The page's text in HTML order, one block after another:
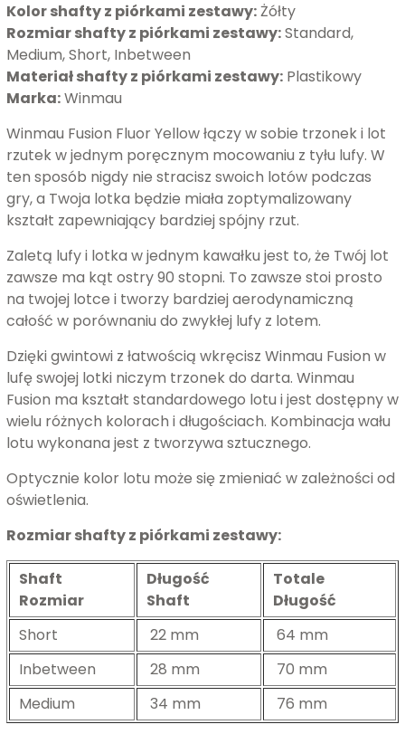
Kolor shafty z piórkami zestawy:Żółty
Rozmiar shafty z piórkami zestawy:Standard,
Medium, Short, Inbetween
Materiał shafty z piórkami zestawy:Plastikowy
Marka:Winmau
Winmau Fusion Fluor Yellow łączy w sobie trzonek i lot
rzutek w jednym poręcznym mocowaniu z tyłu lufy. W
ten sposób nigdy nie stracisz swoich lotów podczas
gry, a Twoja lotka będzie miała zoptymalizowany
kształt zapewniający bardziej spójny rzut.
Zaletą lufy i lotka w jednym kawałku jest to, że Twój lot
zawsze ma kąt ostry 90 stopni. To zawsze stoi prosto
na twojej lotce i tworzy bardziej aerodynamiczną
całość w porównaniu do zwykłej lufy z lotem.
Dzięki gwintowi z łatwością wkręcisz Winmau Fusion w
lufę swojej lotki niczym trzonek do darta. Winmau
Fusion ma kształt standardowego lotu i jest dostępny w
wielu różnych kolorach i długościach. Kombinacja wału
lotu wykonana jest z tworzywa sztucznego.
Optycznie kolor lotu może się zmieniać w zależności od
oświetlenia.
Rozmiar shafty z piórkami zestawy:
Shaft
Rozmiar
Długość
Shaft
Totale
Długość
Short
22 mm
64 mm
Inbetween
28 mm
70 mm
Medium
34 mm 76 mm